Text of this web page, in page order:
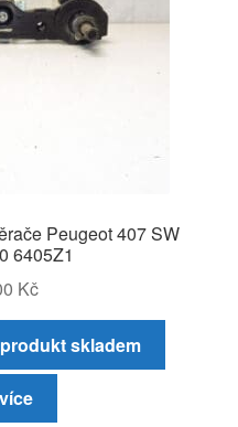
Peugeot 407 SW
6405Z1
Kč
skladem